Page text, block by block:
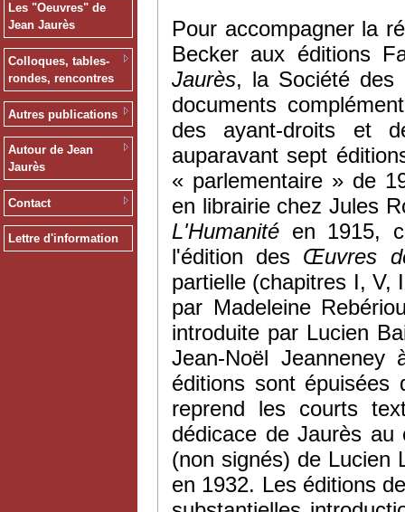
Les "Oeuvres" de
Jean Jaurès
Colloques, tables-
rondes, rencontres
Autres publications
Autour de Jean
Jaurès
Contact
Lettre d'information
Pour accompagner la
Becker aux éditions
Jaurès, la Société des
documents
des ayant-droits et
auparavant sept
« parlementaire » de
en librairie chez Jules
L'Humanité en 1915,
l'édition des Œuvres
partielle (chapitres I, V,
par Madeleine
introduite par Lucien
Jean-Noël Jeanneney
éditions sont épuisées
reprend les courts
dédicace de Jaurès au
(non signés) de Lucien
en 1932. Les éditions